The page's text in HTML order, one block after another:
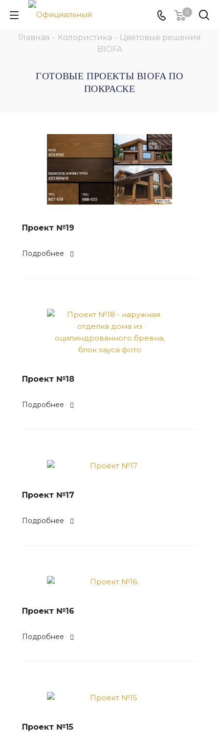
0
Главная - Колористика - Цветовые решения
BIOFA
ГОТОВЫЕ ПРОЕКТЫ BIOFA ПО
ПОКРАСКЕ
Проект №19
Подробнее
Проект №18
Подробнее
Проект №17
Подробнее
Проект №16
Подробнее
Проект №15